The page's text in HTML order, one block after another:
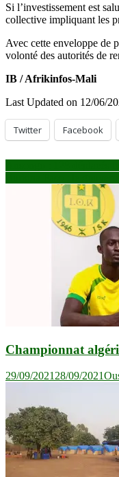
Si l’investissement est
collective impliquant les
Avec cette enveloppe de
volonté des autorités de
IB / Afrikinfos-Mali
Last Updated on 12/06/
Twitter Facebook
Navigation
de
Championnat
29/09/2021 28/09/2021